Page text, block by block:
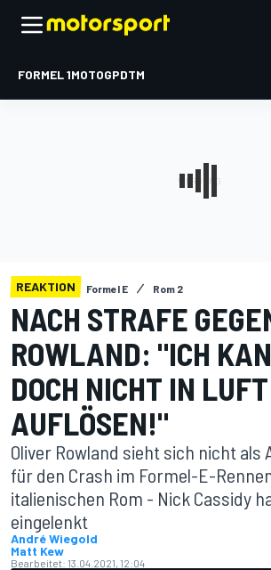
FORMEL 1MOTOGPDTM
REAKTION Formel E Rom 2
NACH STRAFE
ROWLAND: "ICH
DOCH NICHT IN LUFT
AUFLÖSEN!"
Oliver Rowland sieht sich nicht als
für den Crash im Formel-E-
italienischen Rom - Nick Cassidy
eingelenkt
André Wiegold
Matt Kew
Bearbeitet: 13.04.2021, 12:04